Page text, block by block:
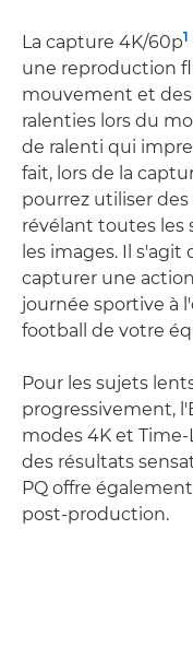
La capture 4K/60p1
une reproduction
mouvement et
ralenties lors du
de ralenti qui
fait, lors de la
pourrez utiliser des
révélant toutes
les images. Il
capturer une
journée sportive à
football de votre
Pour les sujets
progressivement,
modes 4K et
des résultats
PQ offre
post-production.